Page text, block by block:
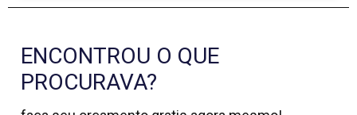
ENCONTROU O QUE
PROCURAVA?